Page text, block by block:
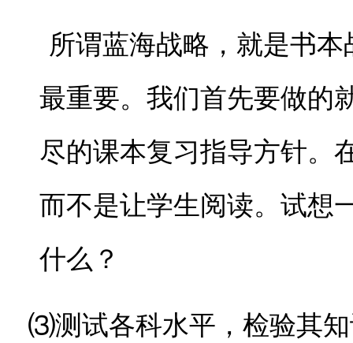
所谓蓝海战略，就是书本
最重要。我们首先要做的
尽的课本复习指导方针。
而不是让学生阅读。试想
什么？
⑶测试各科水平，检验其